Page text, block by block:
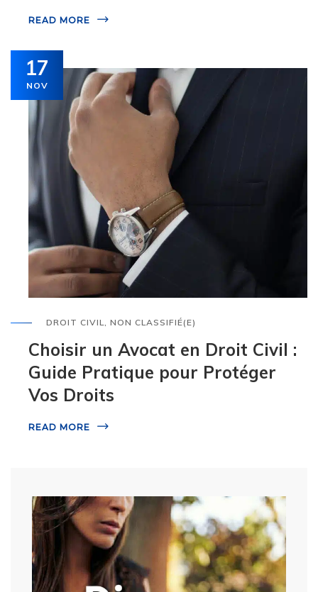
READ MORE
17
NOV
DROIT CIVIL, NON CLASSIFIÉ(E)
Choisir un Avocat en Droit Civil :
Guide Pratique pour Protéger
Vos Droits
READ MORE